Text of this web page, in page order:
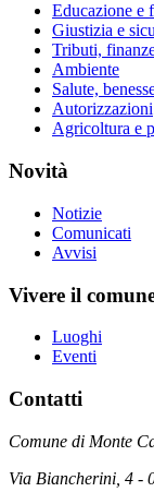
Educazione e
Giustizia e
Tributi,
Ambiente
Salute,
Autorizzazioni
Agricoltura e
Novità
Notizie
Comunicati
Avvisi
Vivere il
Luoghi
Eventi
Contatti
Comune di Monte
Via Biancherini, 4 -